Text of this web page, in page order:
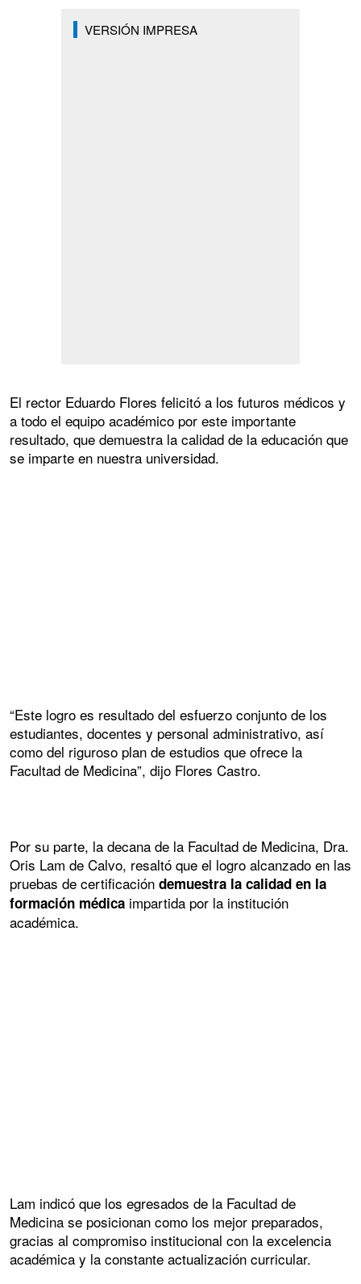
VERSIÓN IMPRESA
El rector Eduardo Flores felicitó a los futuros médicos y
a todo el equipo académico por este importante
resultado, que demuestra la calidad de la educación que
se imparte en nuestra universidad.
“Este logro es resultado del esfuerzo conjunto de los
estudiantes, docentes y personal administrativo, así
como del riguroso plan de estudios que ofrece la
Facultad de Medicina”, dijo Flores Castro.
Por su parte, la decana de la Facultad de Medicina, Dra.
Oris Lam de Calvo, resaltó que el logro alcanzado en las
pruebas de certificación demuestra la calidad en la
formación médica impartida por la institución
académica.
Lam indicó que los egresados de la Facultad de
Medicina se posicionan como los mejor preparados,
gracias al compromiso institucional con la excelencia
académica y la constante actualización curricular.